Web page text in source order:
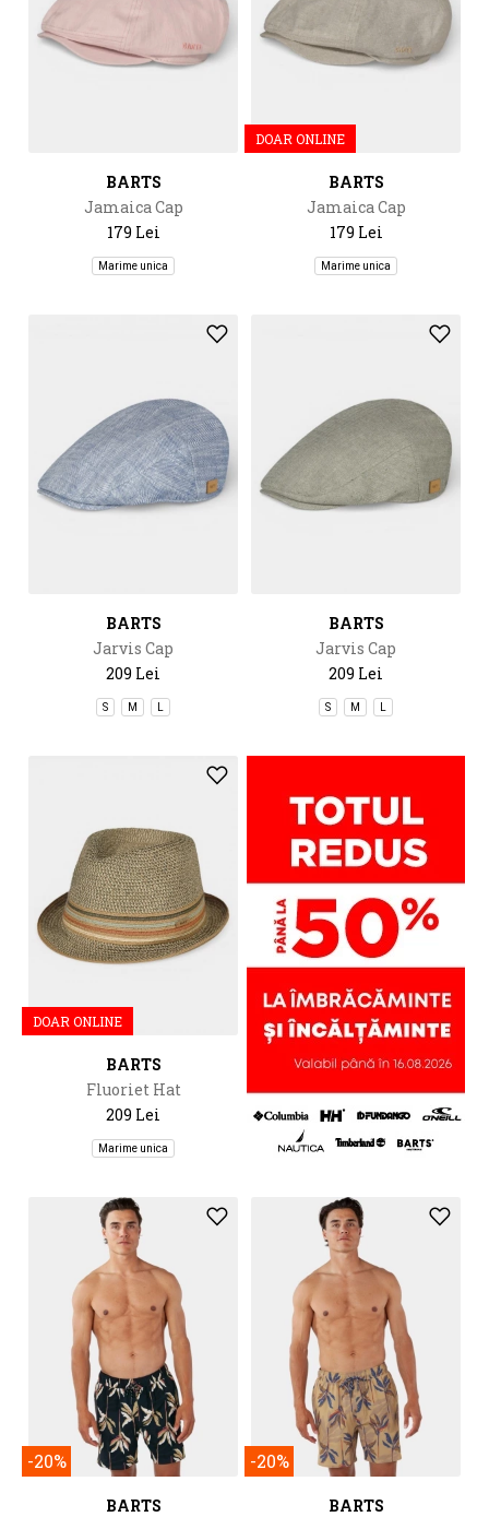
BARTS
Jamaica Cap
179 Lei
Marime unica
DOAR ONLINE
BARTS
Jamaica Cap
179 Lei
Marime unica
BARTS
Jarvis Cap
209 Lei
S M
BARTS
Jarvis Cap
209 Lei
S M
DOAR ONLINE
BARTS
Fluoriet Hat
209 Lei
Marime unica
-20%
BARTS
-20%
BARTS